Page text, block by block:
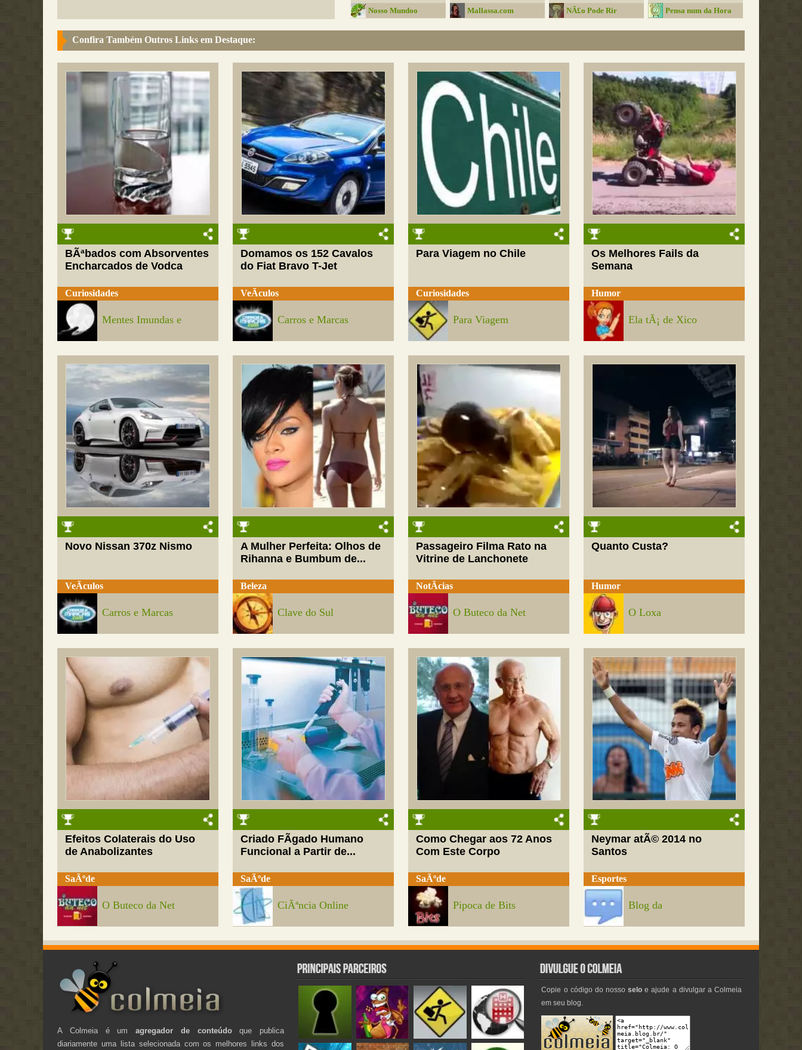
Nosso Mundoo Mallassa.com NÃ£o Pode Rir
Pensa num da Hora
Confira Também Outros Links em Destaque:
BÃªbados com Absorventes
Encharcados de Vodca
Curiosidades
Mentes Imundas e
Domamos os 152 Cavalos
do Fiat Bravo T-Jet
VeÃ­culos
Carros e Marcas
Para Viagem no Chile
Curiosidades
Para Viagem
Os Melhores Fails da
Semana
Humor
Ela tÃ¡ de Xico
Novo Nissan 370z Nismo
VeÃ­culos
Carros e Marcas
A Mulher Perfeita: Olhos de
Rihanna e Bumbum de...
Beleza
Clave do Sul
Passageiro Filma Rato na
Vitrine de Lanchonete
NotÃ­cias
O Buteco da Net
Quanto Custa?
Humor
O Loxa
Efeitos Colaterais do Uso
de Anabolizantes
SaÃºde
O Buteco da Net
Criado FÃ­gado Humano
Funcional a Partir de...
SaÃºde
CiÃªncia Online
Como Chegar aos 72 Anos
Com Este Corpo
SaÃºde
Pipoca de Bits
Neymar atÃ© 2014 no
Santos
Esportes
Blog da
A Colmeia é umagregador de conteúdoque publica
diariamente uma lista selecionada com os melhores links dos
Copie o código do nossoselo e ajude a divulgar a Colmeia
em seu blog.